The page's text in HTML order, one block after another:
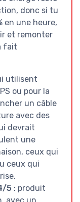
donc si tu
en une heure,
et remonter
fait
utilisent
ou pour la
un câble
avec des
devrait
une
ceux qui
ceux qui
5 : produit